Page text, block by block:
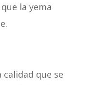
la yema
calidad que se